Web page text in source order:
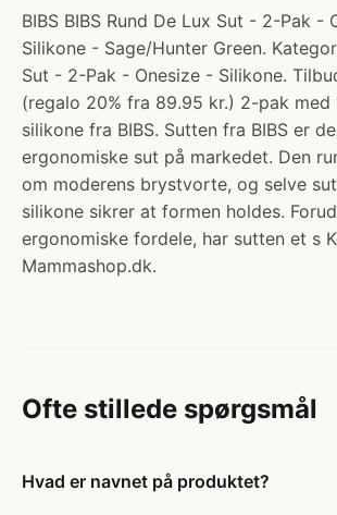
BIBS BIBS Rund De Lux Sut - 2-Pak -
Silikone - Sage/Hunter Green.
Sut - 2-Pak - Onesize - Silikone.
(regalo 20% fra 89.95 kr.) 2-pak med
silikone fra BIBS. Sutten fra BIBS er
ergonomiske sut på markedet. Den
om moderens brystvorte, og selve
silikone sikrer at formen holdes.
ergonomiske fordele, har sutten et s
Mammashop.dk.
Ofte stillede spørgsmål
Hvad er navnet på produktet?